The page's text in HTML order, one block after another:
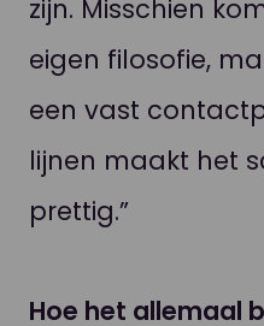
zijn. Misschien
eigen filosofie,
een vast
lijnen maakt het
prettig.”
Hoe het allemaal